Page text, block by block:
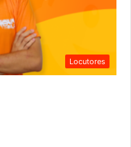
Locutores